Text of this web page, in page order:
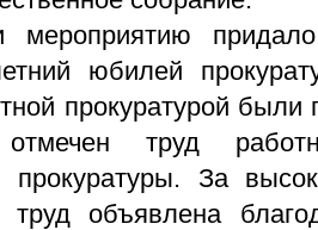
мероприятию
юбилей
прокуратурой
труд
прокуратуры. За
труд объявлена